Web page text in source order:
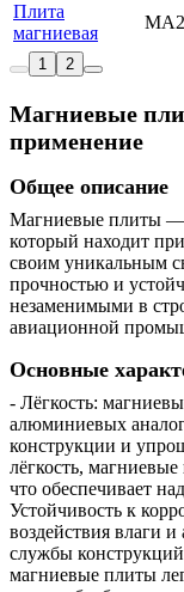
Плита
магниевая
1
2
Магниевые
применение
Общее описание
Магниевые плиты —
который находит
своим уникальным
прочностью и
незаменимыми в
авиационной
Основные
- Лёгкость:
алюминиевых
конструкции и
лёгкость,
что обеспечивает
Устойчивость к
воздействия влаги
службы
магниевые плиты